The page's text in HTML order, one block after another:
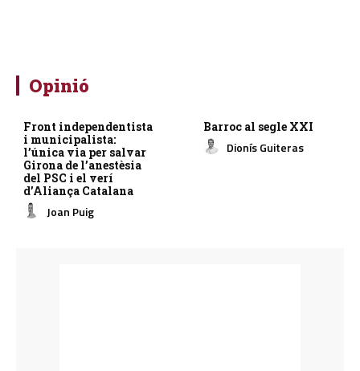
Opinió
Front independentista
i municipalista:
l’única via per salvar
Girona de l’anestèsia
del PSC i el verí
d’Aliança Catalana
Joan Puig
Barroc al segle XXI
Dionís Guiteras